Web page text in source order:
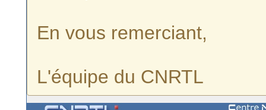
En vous remerciant,
L'équipe du CNRTL